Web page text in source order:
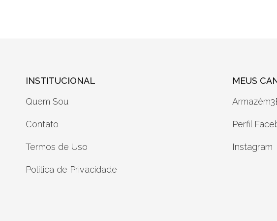
INSTITUCIONAL
Quem Sou
Contato
Termos de Uso
Política de Privacidade
MEUS
Perfil
Instagram